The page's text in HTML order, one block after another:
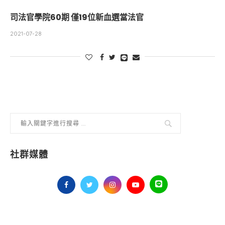
司法官學院60期 僅19位新血選當法官
2021-07-28
社群媒體